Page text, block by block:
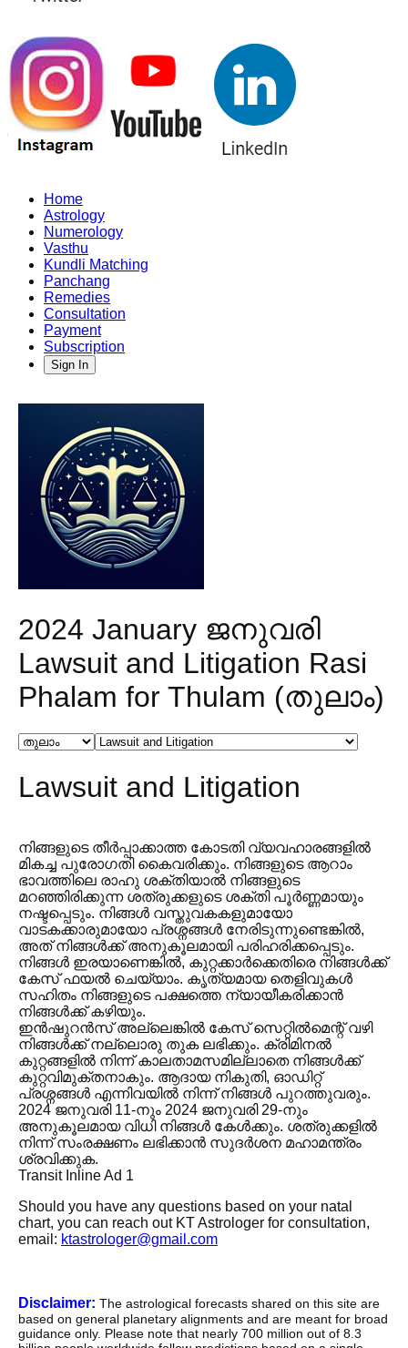
Home
Astrology
Numerology
Vasthu
Kundli Matching
Panchang
Remedies
Consultation
Payment
Subscription
Sign In
2024 January ജനുവരി
Lawsuit and Litigation Rasi
Phalam for Thulam (തുലാം)
Lawsuit and Litigation
നിങ്ങളുടെ തീർപ്പാക്കാത്ത കോടതി വ്യവഹാരങ്ങളിൽ
മികച്ച പുരോഗതി കൈവരിക്കും. നിങ്ങളുടെ ആറാം
ഭാവത്തിലെ രാഹു ശക്തിയാൽ നിങ്ങളുടെ
മറഞ്ഞിരിക്കുന്ന ശത്രുക്കളുടെ ശക്തി പൂർണ്ണമായും
നഷ്ടപ്പെടും. നിങ്ങൾ വസ്തുവകകളുമായോ
വാടകക്കാരുമായോ പ്രശ്നങ്ങൾ നേരിടുന്നുണ്ടെങ്കിൽ,
അത് നിങ്ങൾക്ക് അനുകൂലമായി പരിഹരിക്കപ്പെടും.
നിങ്ങൾ ഇരയാണെങ്കിൽ, കുറ്റക്കാർക്കെതിരെ നിങ്ങൾക്ക്
കേസ് ഫയൽ ചെയ്യാം. കൃത്യമായ തെളിവുകൾ
സഹിതം നിങ്ങളുടെ പക്ഷത്തെ ന്യായീകരിക്കാൻ
നിങ്ങൾക്ക് കഴിയും.
ഇൻഷുറൻസ് അല്ലെങ്കിൽ കേസ് സെറ്റിൽമെന്റ് വഴി
നിങ്ങൾക്ക് നല്ലൊരു തുക ലഭിക്കും. ക്രിമിനൽ
കുറ്റങ്ങളിൽ നിന്ന് കാലതാമസമില്ലാതെ നിങ്ങൾക്ക്
കുറ്റവിമുക്തനാകും. ആദായ നികുതി, ഓഡിറ്റ്
പ്രശ്നങ്ങൾ എന്നിവയിൽ നിന്ന് നിങ്ങൾ പുറത്തുവരും.
2024 ജനുവരി 11-നും 2024 ജനുവരി 29-നും
അനുകൂലമായ വിധി നിങ്ങൾ കേൾക്കും. ശത്രുക്കളിൽ
നിന്ന് സംരക്ഷണം ലഭിക്കാൻ സുദർശന മഹാമന്ത്രം
ശ്രവിക്കുക.
Transit Inline Ad 1
Should you have any questions based on your natal
chart, you can reach out KT Astrologer for consultation,
email: ktastrologer@gmail.com
Disclaimer: The astrological forecasts shared on this site are
based on general planetary alignments and are meant for broad
guidance only. Please note that nearly 700 million out of 8.3